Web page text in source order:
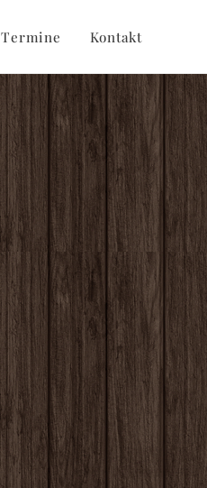
Termine Kontakt